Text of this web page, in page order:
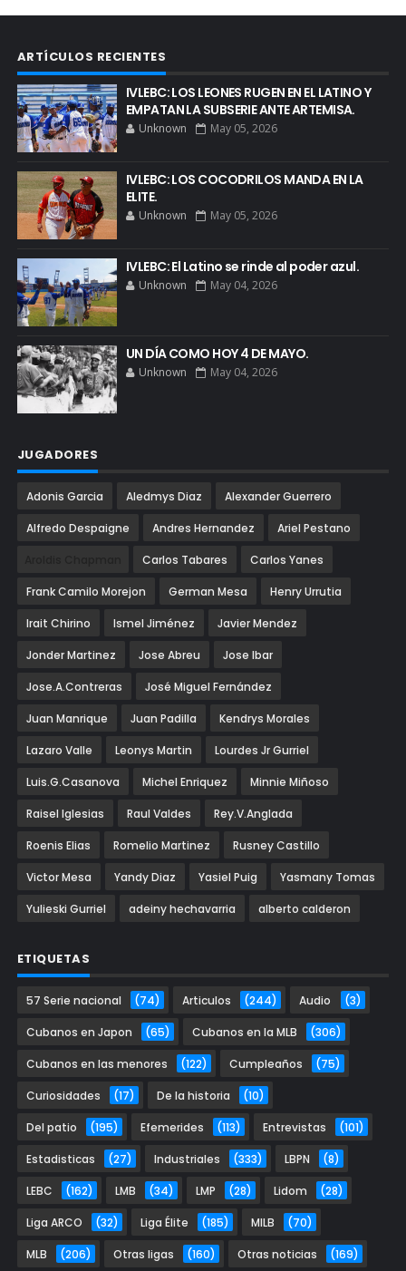
ARTÍCULOS RECIENTES
IVLEBC: LOS LEONES RUGEN EN EL LATINO Y
EMPATAN LA SUBSERIE ANTE ARTEMISA.
Unknown May 05, 2026
IVLEBC: LOS COCODRILOS MANDA EN LA
ELITE.
Unknown May 05, 2026
IVLEBC: El Latino se rinde al poder azul.
Unknown May 04, 2026
UN DÍA COMO HOY 4 DE MAYO.
Unknown May 04, 2026
JUGADORES
Adonis Garcia Aledmys Diaz Alexander Guerrero
Alfredo Despaigne Andres Hernandez Ariel Pestano
Carlos Tabares Carlos Yanes
Frank Camilo Morejon German Mesa Henry Urrutia
Irait Chirino Ismel Jiménez Javier Mendez
Jonder Martinez Jose Abreu Jose Ibar
Jose.A.Contreras José Miguel Fernández
Juan Manrique Juan Padilla Kendrys Morales
Lazaro Valle Leonys Martin Lourdes Jr Gurriel
Luis.G.Casanova Michel Enriquez Minnie Miñoso
Raisel Iglesias Raul Valdes Rey.V.Anglada
Roenis Elias Romelio Martinez Rusney Castillo
Victor Mesa Yandy Diaz Yasiel Puig Yasmany Tomas
Yulieski Gurriel adeiny hechavarria alberto calderon
ETIQUETAS
57 Serie nacional (74) Articulos (244) Audio (3)
Cubanos en Japon (65) Cubanos en la MLB (306)
Cubanos en las menores (122) Cumpleaños (75)
Curiosidades (17) De la historia (10)
Del patio (195) Efemerides (113) Entrevistas (101)
Estadisticas (27) Industriales (333) LBPN (8)
LEBC (162) LMB (34) LMP (28) Lidom (28)
Liga ARCO (32) Liga Élite (185) MILB (70)
MLB (206) Otras ligas (160) Otras noticias (169)